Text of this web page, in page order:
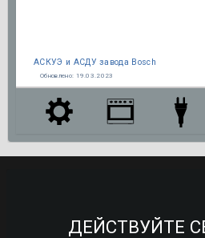
АСКУЭ и АСДУ завода Bosch
Обновлено: 19.03.2023
ДЕЙСТВУЙТЕ